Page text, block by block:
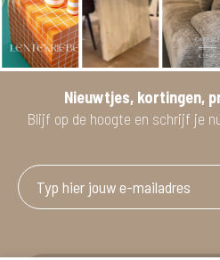
Nieuwtjes, kortingen,
Blijf op de hoogte en schrijf je